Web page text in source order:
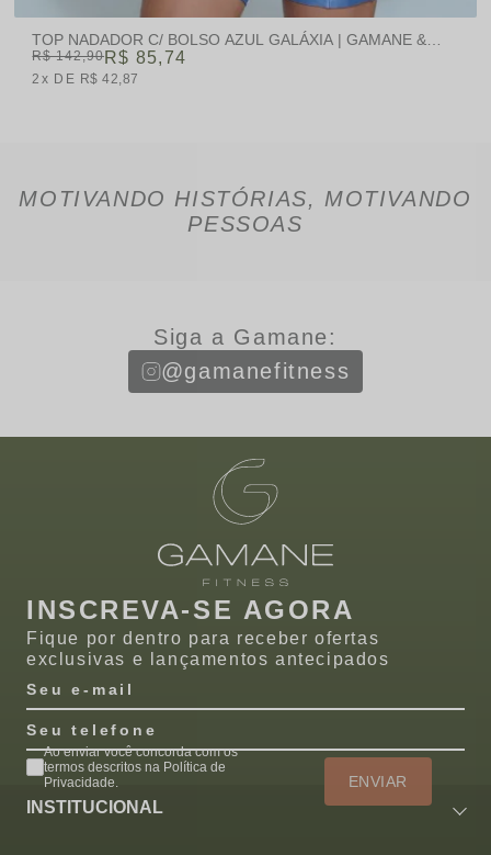
TOP NADADOR C/ BOLSO AZUL GALÁXIA | GAMANE &
SKINBOX
R$ 142,90R$ 85,74
2x R$ 42,87
MOTIVANDO HISTÓRIAS, MOTIVANDO
PESSOAS
Siga a Gamane:
@gamanefitness
INSCREVA-SE AGORA
Fique por dentro para receber ofertas
exclusivas e lançamentos antecipados
Seu telefone
Seu e-mail
ENVIAR
Ao enviar você concorda com os
termos descritos na Política de
Privacidade.
INSTITUCIONAL